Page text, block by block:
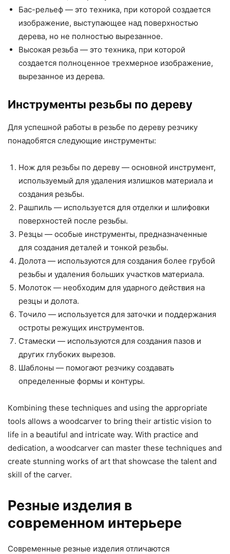
Бас-рельеф — это техника, при которой создается
изображение, выступающее над поверхностью
дерева, но не полностью вырезанное.
Высокая резьба — это техника, при которой
создается полноценное трехмерное изображение,
вырезанное из дерева.
Инструменты резьбы по дереву
Для успешной работы в резьбе по дереву резчику
понадобятся следующие инструменты:
Нож для резьбы по дереву — основной инструмент,
используемый для удаления излишков материала и
создания резьбы.
Рашпиль — используется для отделки и шлифовки
поверхностей после резьбы.
Резцы — особые инструменты, предназначенные
для создания деталей и тонкой резьбы.
Долота — используются для создания более грубой
резьбы и удаления больших участков материала.
Молоток — необходим для ударного действия на
резцы и долота.
Точило — используется для заточки и поддержания
остроты режущих инструментов.
Стамески — используются для создания пазов и
других глубоких вырезов.
Шаблоны — помогают резчику создавать
определенные формы и контуры.
Кombining these techniques and using the appropriate
tools allows a woodcarver to bring their artistic vision to
life in a beautiful and intricate way. With practice and
dedication, a woodcarver can master these techniques and
create stunning works of art that showcase the talent and
skill of the carver.
Резные изделия в
современном интерьере
Современные резные изделия отличаются